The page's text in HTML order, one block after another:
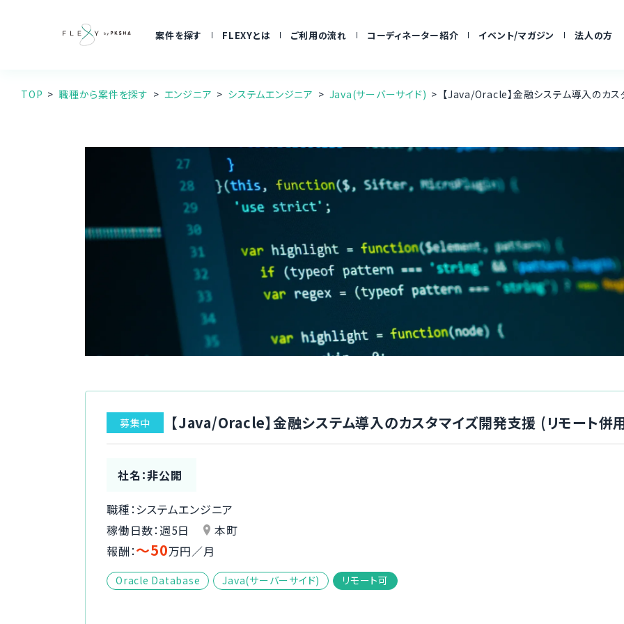
案件を探す FLEXYとは ご利用の流れ コーディネーター紹介 イベント/マガジン 法人の方
TOP 職種から案件を探す エンジニア システムエンジニア Java(サーバーサイド) 【Java/Oracle】金融システム導入のカ
募集中 【Java/Oracle】金融システム導入のカスタマイズ開発支援 (リモート併
社名：非公開
職種：システムエンジニア
稼働日数：週5日
本町
報酬：〜50万円／月
Oracle Database Java(サーバーサイド) リモート可